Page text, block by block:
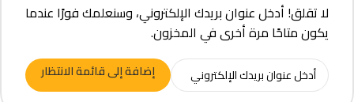
لا تقلق! أدخل عنوان بريدك الإلكتروني، وسنعلمك فورًا عندما
يكون متاحًا مرة أخرى في المخزون.
إضافة إلى قائمة الانتظار